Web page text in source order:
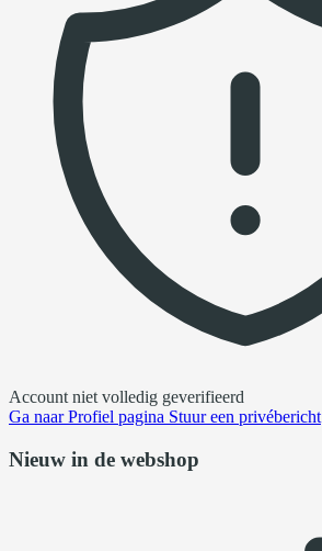
Account niet volledig geverifieerd
Ga naarProfiel pagina Stuur een privébericht
Nieuw in de webshop